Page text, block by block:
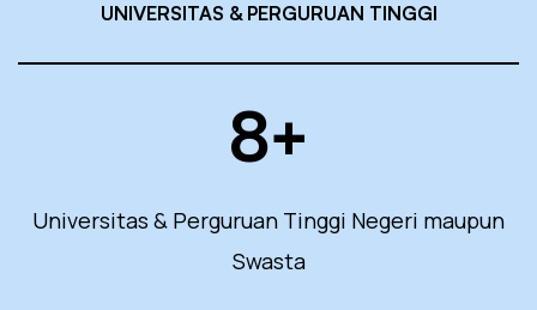
UNIVERSITAS & PERGURUAN TINGGI
8+
Universitas & Perguruan Tinggi Negeri maupun
Swasta